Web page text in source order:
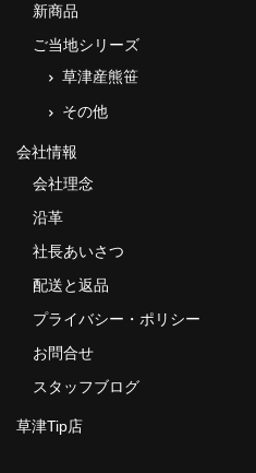
新商品
ご当地シリーズ
草津産熊笹
その他
会社情報
会社理念
沿革
社長あいさつ
配送と返品
プライバシー・ポリシー
お問合せ
スタッフブログ
草津Tip店